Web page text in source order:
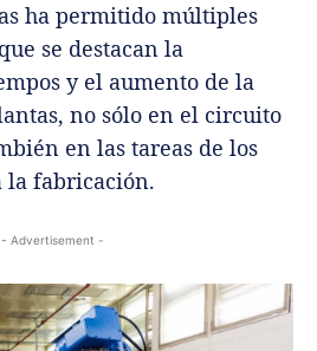
ha permitido múltiples
se destacan la
y el aumento de la
no sólo en el circuito
en las tareas de los
la fabricación.
- Advertisement -